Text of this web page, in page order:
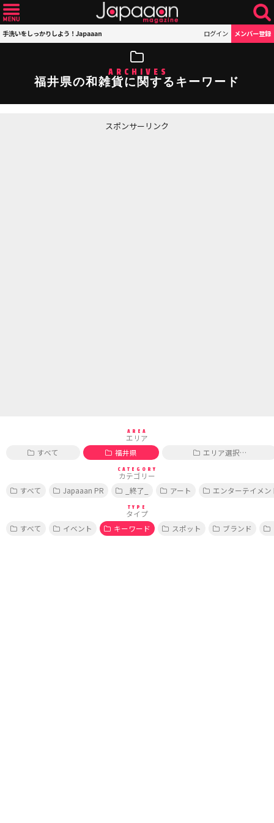
手洗いをしっかりしよう！Japaaan ログイン メンバー登録
ARCHIVES
福井県の和雑貨に関するキーワード
スポンサーリンク
AREA
エリア
すべて
福井県 エリア選択…
CATEGORY
カテゴリー
すべて
Japaaan PR _終了_ アート エンターテイメン
TYPE
タイプ
すべて
イベント キーワード スポット ブランド